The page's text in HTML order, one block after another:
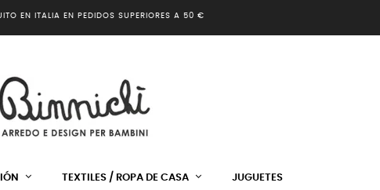
EN ITALIA EN PEDIDOS SUPERIORES A 50 €
TEXTILES / ROPA DE CASA JUGUETES